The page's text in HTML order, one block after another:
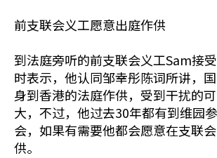
前支联会义工愿意出庭作供
到法庭旁听的前支联会义工Sam接
时表示，他认同邹幸彤陈词所讲，
身到香港的法庭作供，受到干扰的
大，不过，他过去30年都有到维园
会，如果有需要他都会愿意在支联
供。